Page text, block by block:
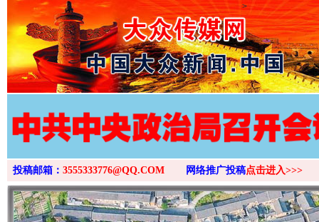
>
投稿邮箱： 3555333776@QQ.COM 网络推广投稿点击进入>>>